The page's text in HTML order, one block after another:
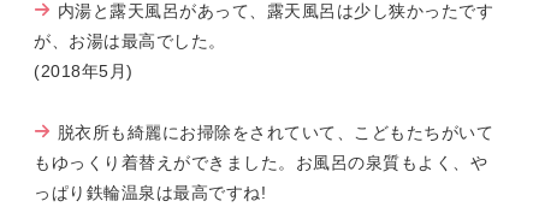
内湯と露天風呂があって、露天風呂は少し狭かったです
が、お湯は最高でした。
(2018年5月)
脱衣所も綺麗にお掃除をされていて、こどもたちがいて
もゆっくり着替えができました。お風呂の泉質もよく、や
っぱり鉄輪温泉は最高ですね!